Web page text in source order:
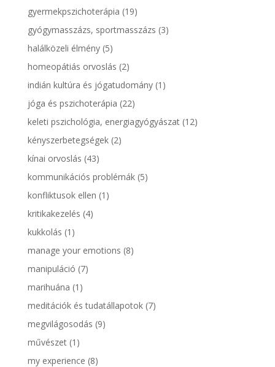
gyermekpszichoterápia (19)
gyógymasszázs, sportmasszázs (3)
halálközeli élmény(5)
homeopátiás orvoslás (2)
indián kultúra és jógatudomány(1)
jóga és pszichoterápia (22)
keleti pszichológia, energiagyógyászat(12)
kényszerbetegségek(2)
kínai orvoslás (43)
kommunikációs problémák(5)
konfliktusok ellen (1)
kritikakezelés (4)
kukkolás (1)
manage your emotions (8)
manipuláció (7)
marihuána (1)
meditációk és tudatállapotok(7)
megvilágosodás (9)
művészet(1)
my experience (8)